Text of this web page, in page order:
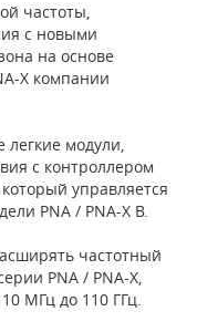
частоты,
с новыми
на основе
X компании
легкие модули,
с контроллером
управляется
PNA / PNA-X B.
частотный
PNA / PNA-X,
МГц до 110 ГГц.